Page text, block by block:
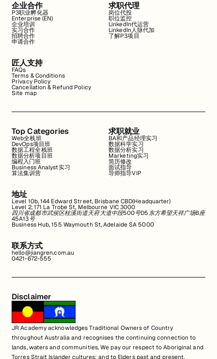
企业合作
P3职业孵化器
Enterprise (EN)
企业培训
实习合作
招聘合作
申请合作
求职代理
岗位代投
职位监控
LinkedIn代运营
LinkedIn人脉代加
了解P3项目
匠人支持
FAQs
Terms & Conditions
Privacy Policy
Cancellation & Refund Policy
Site map
Top Categories
Web全栈班
DevOps项目班
数据工程全栈班
数据分析项目班
编程入门班
Business Analyst实习
算法集训营
求职就业
BA和产品经理实习
数据科学实习
数据分析实习
Marketing实习
简历修改
面试指导
导师指导VIP
地址
Level 10b, 144 Edward Street, Brisbane CBD(Headquarter)
Level 2, 171 La Trobe St, Melbourne VIC 3000
四川省成都市武侯区桂溪街道天府大道中段500号D5东方希望天祥广场B座
45A13号
Business Hub, 155 Waymouth St, Adelaide SA 5000
联系方式
hello@jiangren.com.au
0421-672-555
Disclaimer
JR Academy acknowledges Traditional Owners of Country
throughout Australia and recognises the continuing connection to
lands, waters and communities. We pay our respect to Aboriginal and
Torres Strait Islander cultures; and to Elders past and present.